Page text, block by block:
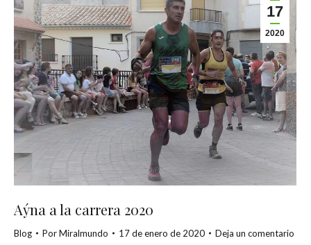
17
2020
Aýna a la carrera 2020
Blog PorMiralmundo 17 de enero de 2020 Deja un comentario